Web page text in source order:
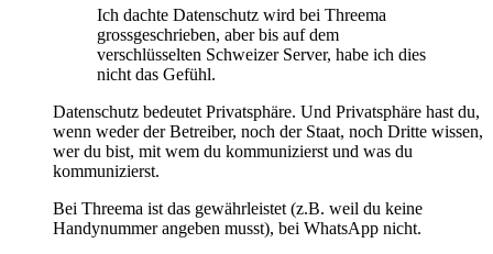
Ich dachte Datenschutz wird bei Threema
grossgeschrieben, aber bis auf dem
verschlüsselten Schweizer Server, habe ich dies
nicht das Gefühl.
Datenschutz bedeutet Privatsphäre. Und Privatsphäre hast du,
wenn weder der Betreiber, noch der Staat, noch Dritte wissen,
wer du bist, mit wem du kommunizierst und was du
kommunizierst.
Bei Threema ist das gewährleistet (z.B. weil du keine
Handynummer angeben musst), bei WhatsApp nicht.